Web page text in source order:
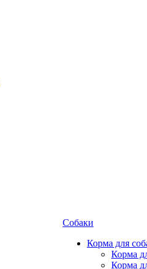
Собаки
Корма для
Корма
Корма